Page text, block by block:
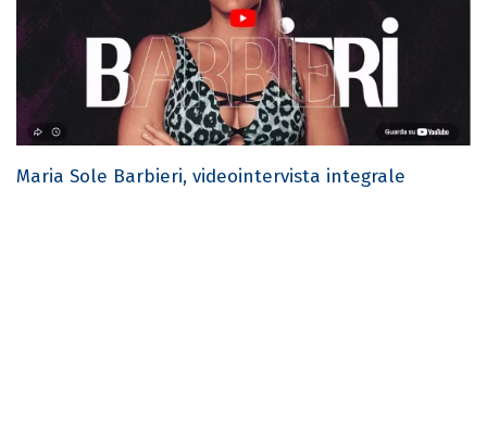
Maria Sole Barbieri, videointervista integrale